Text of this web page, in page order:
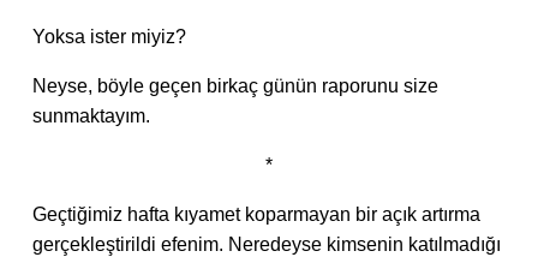
Yoksa ister miyiz?
Neyse, böyle geçen birkaç günün raporunu size
sunmaktayım.
*
Geçtiğimiz hafta kıyamet koparmayan bir açık artırma
gerçekleştirildi efenim. Neredeyse kimsenin katılmadığı